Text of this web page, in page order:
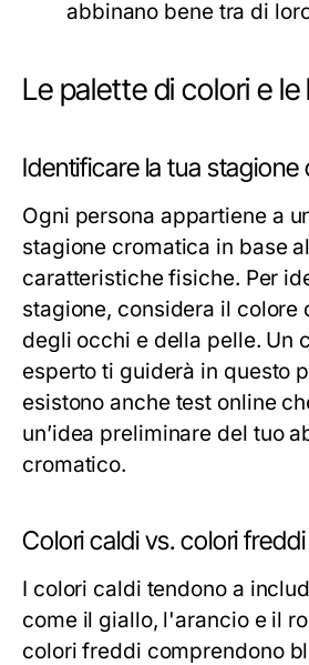
abbinano bene tra di
Le palette di colori e
Identificare la tua stagione
Ogni persona appartiene a
stagione cromatica in base
caratteristiche fisiche. Per
stagione, considera il colore
degli occhi e della pelle. Un
esperto ti guiderà in questo
esistono anche test online
un’idea preliminare del tuo
cromatico.
Colori caldi vs. colori freddi
I colori caldi tendono a
come il giallo, l'arancio e il
colori freddi comprendono